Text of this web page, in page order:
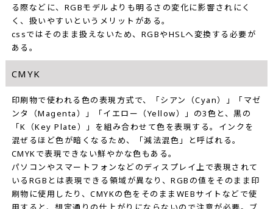
る際などに、RGBモデルよりも明るさの変化に影響されにく
く、扱いやすいというメリットがある。
cssではそのまま扱えないため、RGBやHSLへ変換する必要が
ある。
CMYK
印刷物で使われる色の表現方式で、「シアン（Cyan）」「マゼ
ンタ（Magenta）」「イエロー（Yellow）」の3色と、黒の
「K（Key Plate）」を組み合わせて色を表現する。インクを
混ぜるほど色が暗くなるため、「減法混色」と呼ばれる。
CMYKで表現できない鮮やかな色もある。
パソコンやスマートフォンなどのディスプレイ上で表現されて
いるRGBとは表現できる領域が異なり、RGBの値をそのまま印
刷物に使用したり、CMYKの色をそのままWEBサイトなどで使